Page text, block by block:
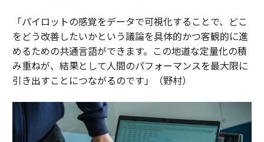
「パイロットの感覚をデータで可視化することで、どこ
をどう改善したいかという議論を具体的かつ客観的に進
めるための共通言語ができます。この地道な定量化の積
み重ねが、結果として人間のパフォーマンスを最大限に
引き出すことにつながるのです」（野村）